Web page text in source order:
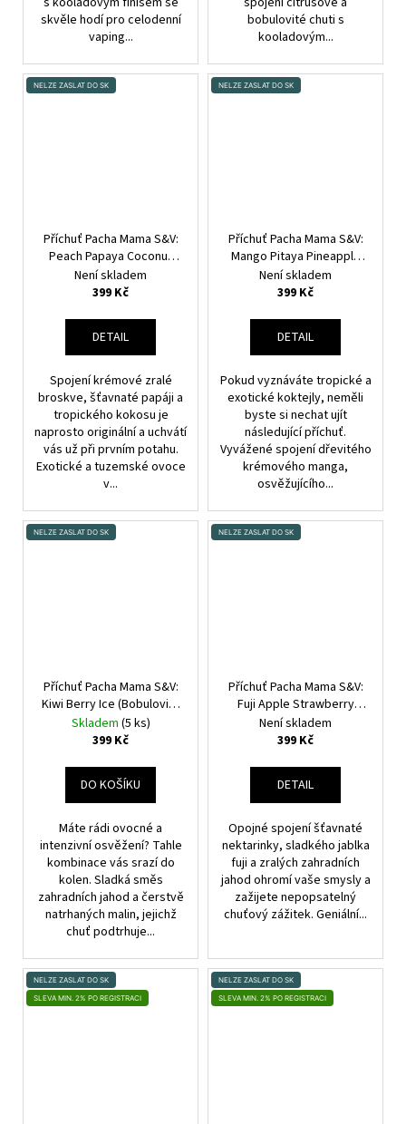
skvěle hodí pro celodenní
vaping...
bobulovité chuti s
kooladovým...
NELZE ZASLAT DO SK
Příchuť Pacha Mama S&V:
Peach Papaya Coconut
(Broskev, papája, kokos)
10ml
Není skladem
399 Kč
DETAIL
Spojení krémové zralé
broskve, šťavnaté papáji a
tropického kokosu je
naprosto originální a uchvátí
vás už při prvním potahu.
Exotické a tuzemské ovoce
v...
NELZE ZASLAT DO SK
Příchuť Pacha Mama S&V:
Mango Pitaya Pineapple
(Mango, dračí ovoce a
ananas) 10ml
Není skladem
399 Kč
DETAIL
Pokud vyznáváte tropické a
exotické koktejly, neměli
byste si nechat ujít
následující příchuť.
Vyvážené spojení dřevitého
krémového manga,
osvěžujícího...
NELZE ZASLAT DO SK
Příchuť Pacha Mama S&V:
Kiwi Berry Ice (Bobulovité
plody s kiwi a kooladou)
10ml
Skladem (5 ks)
399 Kč
DO KOŠÍKU
Máte rádi ovocné a
intenzivní osvěžení? Tahle
kombinace vás srazí do
kolen. Sladká směs
zahradních jahod a čerstvě
natrhaných malin, jejichž
chuť podtrhuje...
NELZE ZASLAT DO SK
Příchuť Pacha Mama S&V:
Fuji Apple Strawberry
Nectarine (Jablko, jahoda
a nektarinka) 10ml
Není skladem
399 Kč
DETAIL
Opojné spojení šťavnaté
nektarinky, sladkého jablka
fuji a zralých zahradních
jahod ohromí vaše smysly a
zažijete nepopsatelný
chuťový zážitek. Geniální...
NELZE ZASLAT DO SK
SLEVA MIN. 2% PO REGISTRACI
NELZE ZASLAT DO SK
SLEVA MIN. 2% PO REGISTRACI